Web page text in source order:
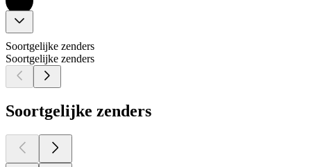
Soortgelijke zenders
Soortgelijke zenders
Soortgelijke zenders